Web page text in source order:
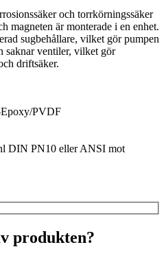
och torrkörningssäker
magneten är monterade i en enhet.
sugbehållare, vilket gör pumpen
saknar ventiler, vilket gör
driftsäker.
PVDF
DIN PN10 eller ANSI mot
produkten?